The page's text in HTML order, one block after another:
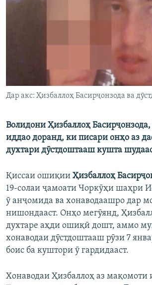
ПАЙГИРӢ КУНЕД
Дар акс: Ҳизбаллоҳ Басирҷонзода ва
Волидони Ҳизбаллоҳ
иддао доранд, ки писари онҳо аз
духтари дӯстдоштааш кушта
Қиссаи ошиқии Ҳизбаллоҳ
19-солаи ҷамоати Чоркӯҳи шаҳри
ӯ анҷомида ва хонаводаашро дар
нишондааст. Онҳо мегӯянд,
духтаре аҳди ошиқӣ дошт, аммо
хонаводаи дӯстдоштааш рӯзи 7
боис ба куштори ӯ гардидааст.
Хонаводаи Ҳизбаллоҳ аз